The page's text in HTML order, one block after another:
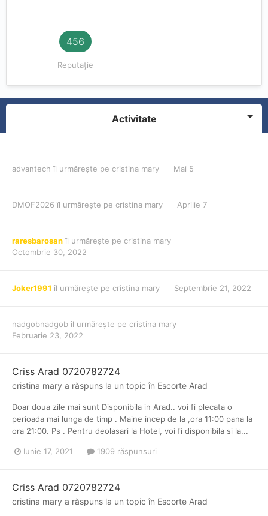
456
Reputație
Activitate
advantech îl urmărește pe cristina mary Mai 5
DMOF2026 îl urmărește pe cristina mary Aprilie 7
raresbarosan îl urmărește pe cristina mary
Octombrie 30, 2022
Joker1991 îl urmărește pe cristina mary Septembrie 21, 2022
nadgobnadgob îl urmărește pe cristina mary
Februarie 23, 2022
Criss Arad 0720782724
cristina mary a răspuns la un topic în Escorte Arad
Doar doua zile mai sunt Disponibila in Arad.. voi fi plecata o
perioada mai lunga de timp . Maine incep de la ,ora 11:00 pana la
ora 21:00. Ps . Pentru deolasari la Hotel, voi fi disponibila si la...
Iunie 17, 2021 1909 răspunsuri
Criss Arad 0720782724
cristina mary a răspuns la un topic în Escorte Arad